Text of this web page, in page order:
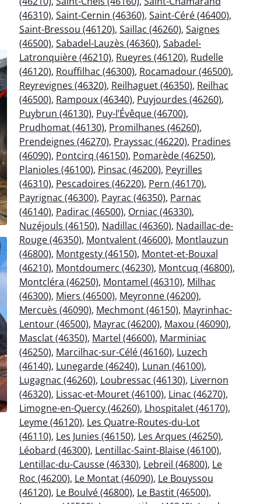
(46310), Saint-Cernin (46360), Saint-Céré (46400),
Saint-Bressou (46120), Saillac (46260), Saignes
(46500), Sabadel-Lauzès (46360), Sabadel-
Latronquière (46210), Rueyres (46120), Rudelle
(46120), Rouffilhac (46300), Rocamadour (46500),
Reyrevignes (46320), Reilhaguet (46350), Reilhac
(46500), Rampoux (46340), Puyjourdes (46260),
Puybrun (46130), Puy-l’Évêque (46700),
Prudhomat (46130), Promilhanes (46260),
Prendeignes (46270), Prayssac (46220), Pradines
(46090), Pontcirq (46150), Pomarède (46250),
Planioles (46100), Pinsac (46200), Peyrilles
(46310), Pescadoires (46220), Pern (46170),
Payrignac (46300), Payrac (46350), Parnac
(46140), Padirac (46500), Orniac (46330),
Nuzéjouls (46150), Nadillac (46360), Nadaillac-de-
Rouge (46350), Montvalent (46600), Montlauzun
(46800), Montgesty (46150), Montet-et-Bouxal
(46210), Montdoumerc (46230), Montcuq (46800),
Montcléra (46250), Montamel (46310), Milhac
(46300), Miers (46500), Meyronne (46200),
Mercuès (46090), Mechmont (46150), Mayrinhac-
Lentour (46500), Mayrac (46200), Maxou (46090),
Masclat (46350), Martel (46600), Marminiac
(46250), Marcilhac-sur-Célé (46160), Luzech
(46140), Lunegarde (46240), Lunan (46100),
Lugagnac (46260), Loubressac (46130), Livernon
(46320), Lissac-et-Mouret (46100), Linac (46270),
Limogne-en-Quercy (46260), Lhospitalet (46170),
Leyme (46120), Les Quatre-Routes-du-Lot
(46110), Les Junies (46150), Les Arques (46250),
Léobard (46300), Lentillac-Saint-Blaise (46100),
Lentillac-du-Causse (46330), Lebreil (46800), Le
Roc (46200), Le Montat (46090), Le Bouyssou
(46120), Le Boulvé (46800), Le Bastit (46500),